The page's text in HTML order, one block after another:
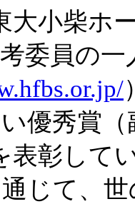
大小柴ホ
委員の
優秀賞（
表彰して
じて、